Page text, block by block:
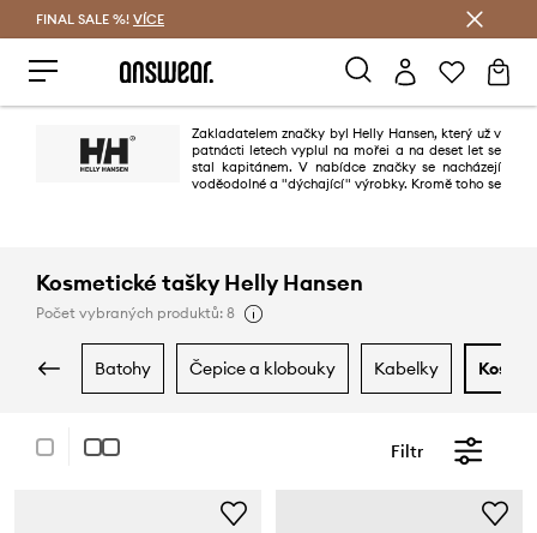
FINAL SALE %! VÍCE
Zakladatelem značky byl Helly Hansen, který už v
patnácti letech vyplul na mořei a na deset let se
stal kapitánem. V nabídce značky se nacházejí
voděodolné a "dýchající" výrobky. Kromě toho se
Kosmetické tašky Helly Hansen
Počet vybraných produktů: 8
batohy čepice a klobouky kabelky
Filtr